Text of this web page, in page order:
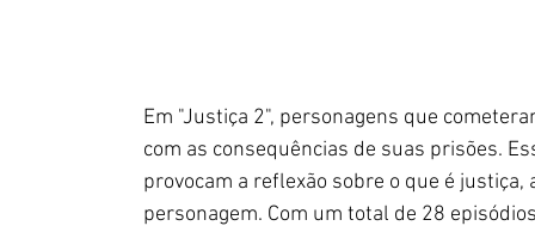
Em "Justiça 2", personagens que
com as consequências de suas prisões.
provocam a reflexão sobre o que é
personagem. Com um total de 28